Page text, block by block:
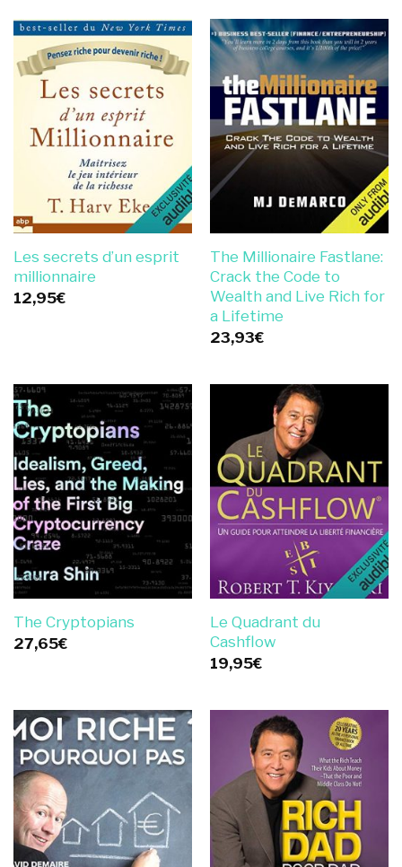
Les secrets d’un esprit
millionnaire
12,95€
The Millionaire Fastlane:
Crack the Code to
Wealth and Live Rich for
a Lifetime
23,93€
The Cryptopians
27,65€
Le Quadrant du
Cashflow
19,95€